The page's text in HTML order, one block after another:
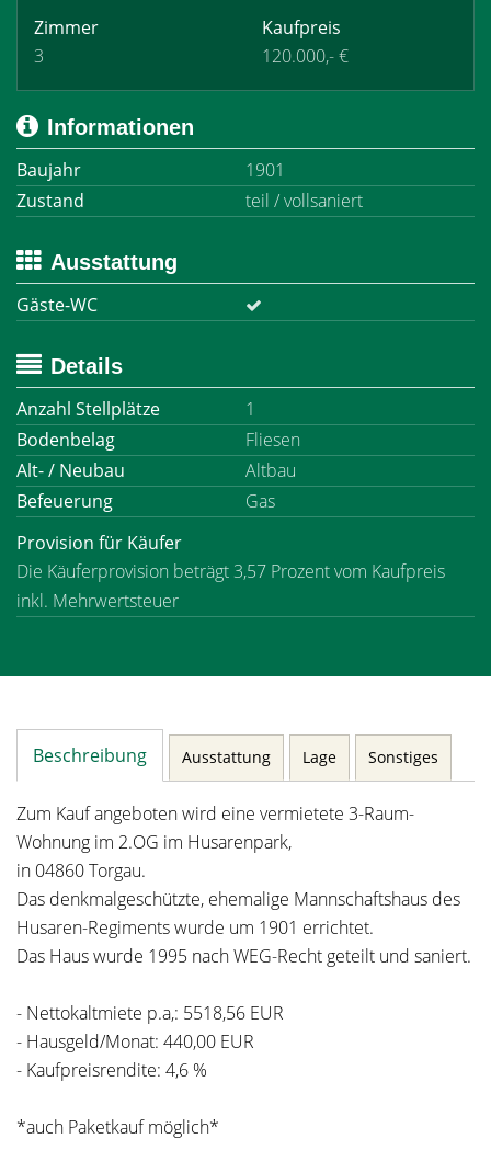
Zimmer
3
Kaufpreis
120.000,- €
Informationen
Baujahr
1901
Zustand
teil / vollsaniert
Ausstattung
Gäste-WC
Details
Anzahl Stellplätze
1
Bodenbelag
Fliesen
Alt- / Neubau
Altbau
Befeuerung
Gas
Provision für Käufer
Die Käuferprovision beträgt 3,57 Prozent vom Kaufpreis
inkl. Mehrwertsteuer
Beschreibung Ausstattung Lage Sonstiges
Zum Kauf angeboten wird eine vermietete 3-Raum-
Wohnung im 2.OG im Husarenpark,
in 04860 Torgau.
Das denkmalgeschützte, ehemalige Mannschaftshaus des
Husaren-Regiments wurde um 1901 errichtet.
Das Haus wurde 1995 nach WEG-Recht geteilt und saniert.
- Nettokaltmiete p.a,: 5518,56 EUR
- Hausgeld/Monat: 440,00 EUR
- Kaufpreisrendite: 4,6 %
*auch Paketkauf möglich*